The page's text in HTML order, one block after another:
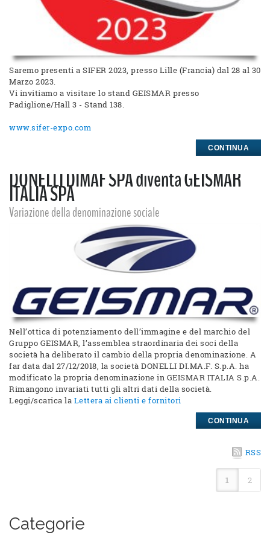
Saremo presenti a SIFER 2023, presso Lille (Francia) dal 28 al 30
Marzo 2023.
Vi invitiamo a visitare lo stand GEISMAR presso
Padiglione/Hall 3 - Stand 138.
www.sifer-expo.com
CONTINUA
DONELLI DIMAF SPA diventa GEISMAR
ITALIA SPA
Variazione della denominazione sociale
Nell’ottica di potenziamento dell’immagine e del marchio del
Gruppo GEISMAR, l’assemblea straordinaria dei soci della
società ha deliberato il cambio della propria denominazione. A
far data dal 27/12/2018, la società DONELLI DI.MA.F. S.p.A. ha
modificato la propria denominazione in GEISMAR ITALIA S.p.A.
Rimangono invariati tutti gli altri dati della società.
Leggi/scarica la Lettera ai clienti e fornitori
CONTINUA
RSS
1 2
Categorie